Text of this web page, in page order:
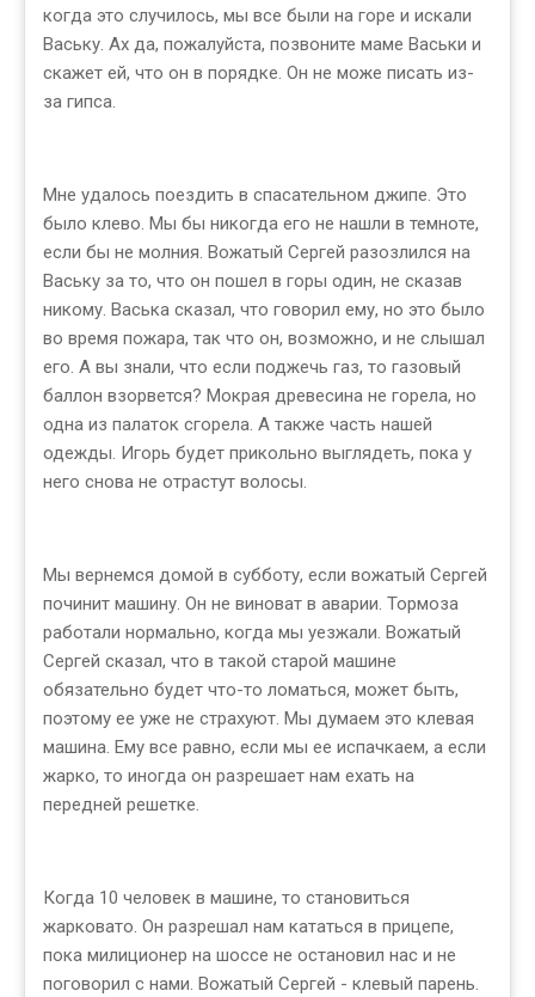
когда это случилось, мы все были на горе и искали
Ваську. Ах да, пожалуйста, позвоните маме Васьки и
скажет ей, что он в порядке. Он не може писать из-
за гипса.
Мне удалось поездить в спасательном джипе. Это
было клево. Мы бы никогда его не нашли в темноте,
если бы не молния. Вожатый Сергей разозлился на
Ваську за то, что он пошел в горы один, не сказав
никому. Васька сказал, что говорил ему, но это было
во время пожара, так что он, возможно, и не слышал
его. А вы знали, что если поджечь газ, то газовый
баллон взорвется? Мокрая древесина не горела, но
одна из палаток сгорела. А также часть нашей
одежды. Игорь будет прикольно выглядеть, пока у
него снова не отрастут волосы.
Мы вернемся домой в субботу, если вожатый Сергей
починит машину. Он не виноват в аварии. Тормоза
работали нормально, когда мы уезжали. Вожатый
Сергей сказал, что в такой старой машине
обязательно будет что-то ломаться, может быть,
поэтому ее уже не страхуют. Мы думаем это клевая
машина. Ему все равно, если мы ее испачкаем, а если
жарко, то иногда он разрешает нам ехать на
передней решетке.
Когда 10 человек в машине, то становиться
жарковато. Он разрешал нам кататься в прицепе,
пока милиционер на шоссе не остановил нас и не
поговорил с нами. Вожатый Сергей - клевый парень.